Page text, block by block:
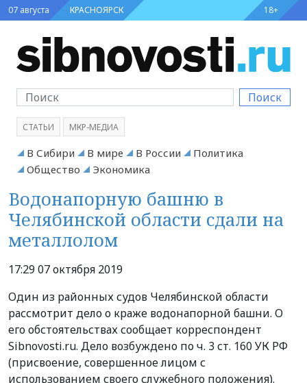
07 августа КРАСНОЯРСК 18+
Поиск
СТАТЬИ МКР-МЕДИА
В Сибири В мире В России
Политика
Общество
Экономика
Водонапорную башню в
Челябинской области сдали на
металлолом
17:29 07 октября 2019
Один из районных судов Челябинской области
рассмотрит дело о краже водонапорной башни. О
его обстоятельствах сообщает корреспондент
Sibnovosti.ru. Дело возбуждено по ч. 3 ст. 160 УК РФ
(присвоение, совершенное лицом с
использованием своего служебного положения).